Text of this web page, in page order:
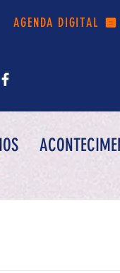
AGENDA DIGITAL